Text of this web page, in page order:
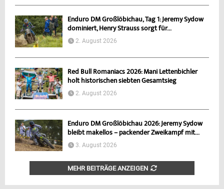
Enduro DM Großlöbichau, Tag 1: Jeremy Sydow
dominiert, Henry Strauss sorgt für...
2. August 2026
Red Bull Romaniacs 2026: Mani Lettenbichler
holt historischen siebten Gesamtsieg
2. August 2026
Enduro DM Großlöbichau 2026: Jeremy Sydow
bleibt makellos – packender Zweikampf mit...
3. August 2026
MEHR BEITRÄGE ANZEIGEN